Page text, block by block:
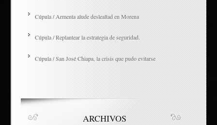
Cúpula / Armenta alude deslealtad en Morena
Cúpula / Replantear la estrategia de seguridad.
Cúpula / San José Chiapa, la crisis que pudo evitarse
ARCHIVOS